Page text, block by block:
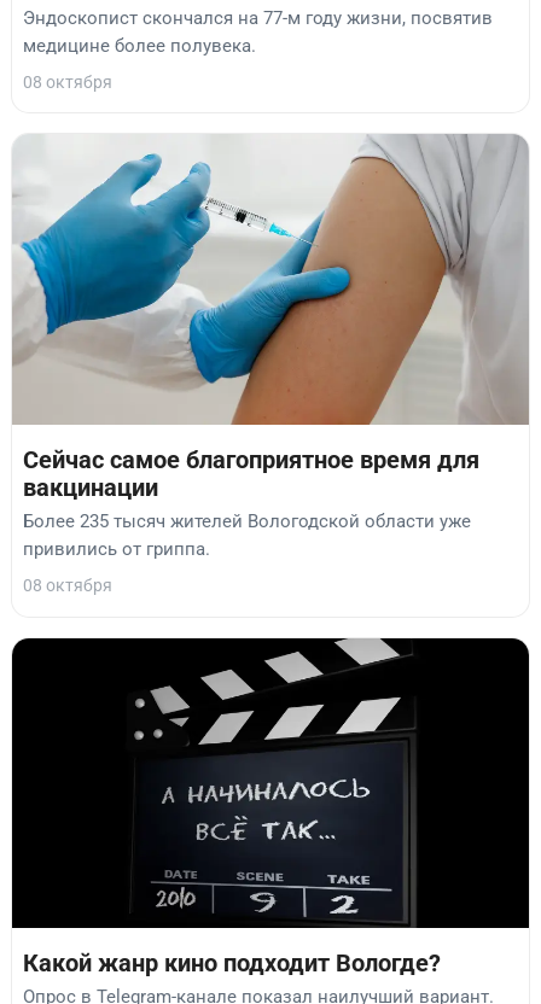
Эндоскопист скончался на 77-м году жизни, посвятив
медицине более полувека.
08 октября
Сейчас самое благоприятное время для
вакцинации
Более 235 тысяч жителей Вологодской области уже
привились от гриппа.
08 октября
Какой жанр кино подходит Вологде?
Опрос в Telegram-канале показал наилучший вариант.